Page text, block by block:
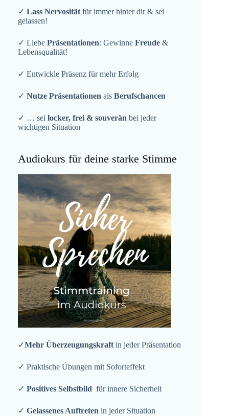
✓ Lass Nervositätfür immer hinter dir & sei
gelassen!
✓ Liebe Präsentationen: Gewinne Freude &
Lebensqualität!
✓ Entwickle Präsenz für mehr Erfolg
✓ Nutze Präsentationen als Berufschancen
✓ … sei locker, frei & souverän bei jeder
wichtigen Situation
Audiokurs für deine starke Stimme
✓Mehr Überzeugungskraft in jeder Präsentation
✓ Praktische Übungen mit Soforteffekt
✓ Positives Selbstbild für innere Sicherheit
✓ Gelassenes Auftreten in jeder Situation